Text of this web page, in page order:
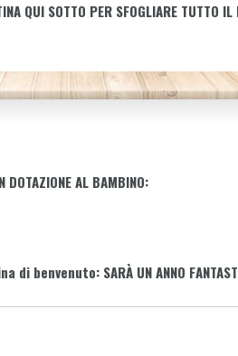
QUI SOTTO PER SFOGLIARE TUTTO IL
DOTAZIONE AL BAMBINO:
di benvenuto: SARÀ UN ANNO